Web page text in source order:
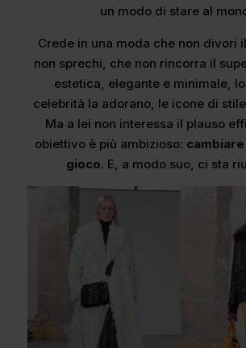
un modo di stare al
Crede in una moda che non divori
non sprechi, che non rincorra il
estetica, elegante e minimale,
celebrità la adorano, le icone di
Ma a lei non interessa il plauso
obiettivo è più ambizioso:
gioco. E, a modo suo, ci sta